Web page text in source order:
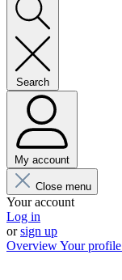
Search
My account
Close menu
Your account
Log in
orsign up
OverviewYour profile